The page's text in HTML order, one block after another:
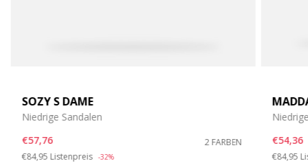
SOZY S DAME
Niedrige Sandalen
€57,76
2 FARBEN
Price reduced from
€84,95 to
Listenpreis -32%
€54,36
Price
€84,95 to